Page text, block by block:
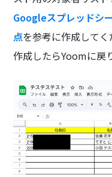
Googleスプレッドシ
点を参考に作成してく
作成したらYoomに戻